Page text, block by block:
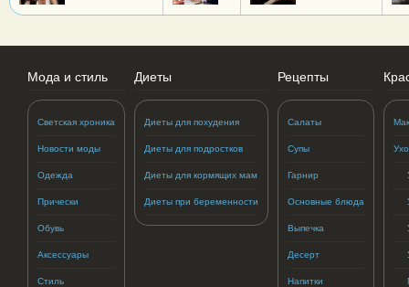
Мода и стиль
Светская хроника
Новости моды
Одежда
Прически
Обувь
Аксессуары
Стиль
Диеты
Диеты для похудения
Диеты для подростков
Диеты для кормящих мам
Диеты при беременности
Рецепты
Салаты
Супы
Гарнир
Основные блюда
Выпечка
Десерт
Напитки